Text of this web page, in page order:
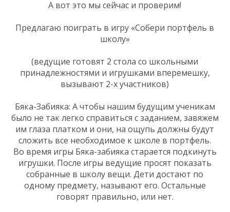
А вот это мы сейчас и проверим!
Предлагаю поиграть в игру «Собери портфель в
школу»
(ведущие готовят 2 стола со школьными
принадлежностями и игрушками вперемешку,
вызывают 2-х участников)
Бяка-Забияка: А чтобы нашим будущим ученикам
было не так легко справиться с заданием, завяжем
им глаза платком и они, на ощупь должны будут
сложить все необходимое к школе в портфель.
Во время игры Бяка-забияка старается подкинуть
игрушки. После игры ведущие просят показать
собранные в школу вещи. Дети достают по
одному предмету, называют его. Остальные
говорят правильно, или нет.